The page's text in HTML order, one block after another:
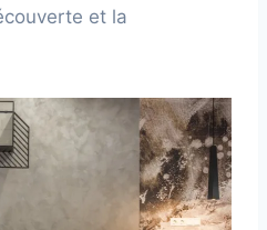
et la